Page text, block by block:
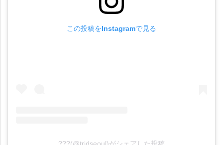
この投稿をInstagramで見る
???(@tridseoul)がシェアした投稿